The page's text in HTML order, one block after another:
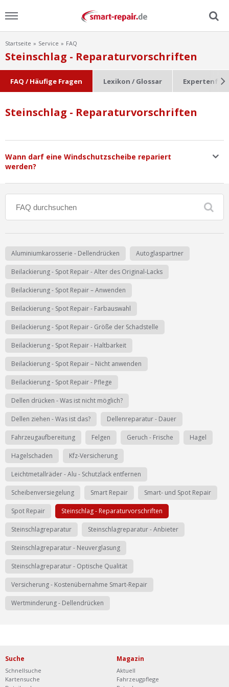
Home
FAQ
Video
Ist Ihre Werkstatt schon dabei?
Kostenlos eintragen
Werkstatt Login
Startseite Service FAQ
Steinschlag - Reparaturvorschriften
FAQ / Häufige Fragen Lexikon / Glossar
Steinschlag - Reparaturvorschriften
Wann darf eine Windschutzscheibe repariert
werden?
Aluminiumkarosserie - Dellendrücken Autoglaspartner
Beilackierung - Spot Repair - Alter des Original-Lacks
Beilackierung - Spot Repair – Anwenden
Beilackierung - Spot Repair - Farbauswahl
Beilackierung - Spot Repair - Größe der Schadstelle
Beilackierung - Spot Repair - Haltbarkeit
Beilackierung - Spot Repair – Nicht anwenden
Beilackierung - Spot Repair - Pflege
Dellen drücken - Was ist nicht möglich?
Dellen ziehen - Was ist das? Dellenreparatur - Dauer
Fahrzeugaufbereitung Felgen Geruch - Frische Hagel
Hagelschaden Kfz-Versicherung
Leichtmetallräder - Alu - Schutzlack entfernen
Scheibenversiegelung Smart Repair Smart- und Spot Repair
Spot Repair Steinschlag - Reparaturvorschriften
Steinschlagreparatur Steinschlagreparatur - Anbieter
Steinschlagreparatur - Neuverglasung
Steinschlagreparatur - Optische Qualität
Versicherung - Kostenübernahme Smart-Repair
Wertminderung - Dellendrücken
Suche
Schnellsuche
Kartensuche
Magazin
Aktuell
Fahrzeugpflege